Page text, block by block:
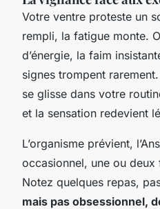
Votre ventre proteste un
rempli, la fatigue monte.
d’énergie, la faim
signes trompent rarement.
se glisse dans votre
et la sensation redevient
L’organisme prévient,
occasionnel, une ou
Notez quelques repas,
mais pas obsessionnel,